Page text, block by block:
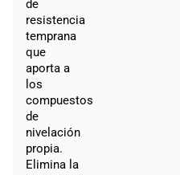
de
resistencia
temprana
que
aporta a
los
compuestos
de
nivelación
propia.
Elimina la